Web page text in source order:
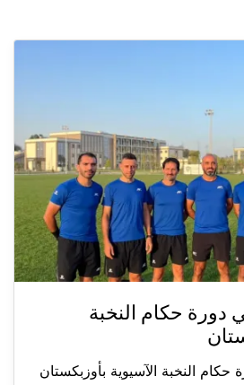
دورة حكام النخبة
حكام النخبة الآسيوية بأوزبكستان